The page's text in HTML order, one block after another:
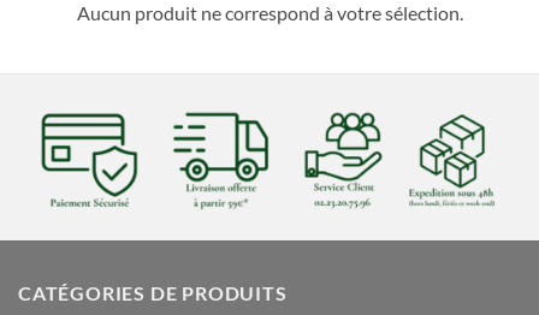
Aucun produit ne correspond à votre sélection.
CATÉGORIES DE PRODUITS